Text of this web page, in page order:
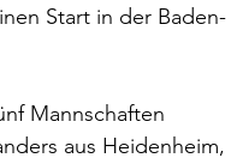
Start in der Baden-
Mannschaften
aus Heidenheim,